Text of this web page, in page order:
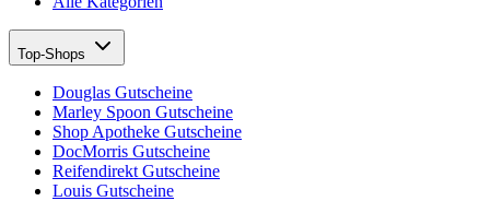
Top-Shops
Douglas Gutscheine
Marley Spoon Gutscheine
Shop Apotheke Gutscheine
DocMorris Gutscheine
Reifendirekt Gutscheine
Louis Gutscheine